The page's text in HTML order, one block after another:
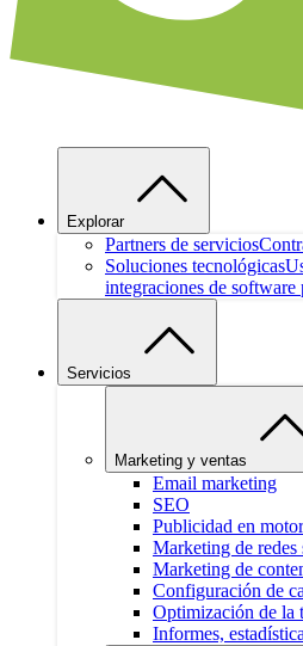
Explorar
Partners de servicios
Soluciones tecnológicas
integraciones de software
Servicios
Marketing y ventas
Email marketing
SEO
Publicidad en
Marketing de redes
Marketing de
Configuración de
Optimización de la
Informes,